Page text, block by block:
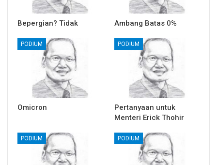
Bepergian? Tidak Ambang Batas 0%
PODIUM
Omicron
PODIUM
Pertanyaan untuk
Menteri Erick Thohir
PODIUM PODIUM